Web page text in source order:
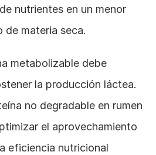
nutrientes en un menor
de materia seca.
metabolizable debe
la producción láctea.
no degradable en rumen
el aprovechamiento
eficiencia nutricional